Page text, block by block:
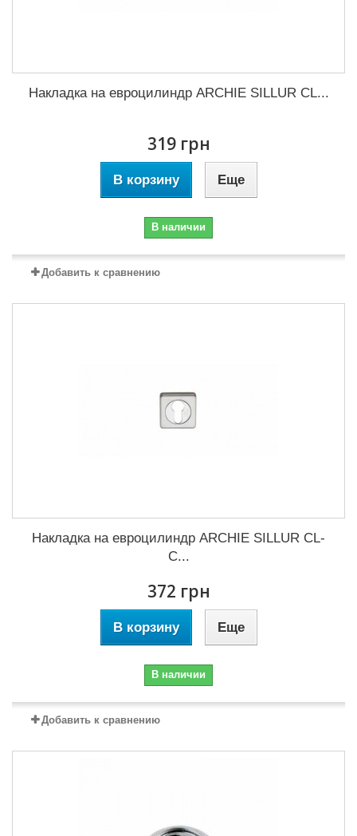
Накладка на евроцилиндр ARCHIE SILLUR CL...
319 грн
В корзину Еще
В наличии
Добавить к сравнению
Накладка на евроцилиндр ARCHIE SILLUR CL-
C...
372 грн
В корзину Еще
В наличии
Добавить к сравнению